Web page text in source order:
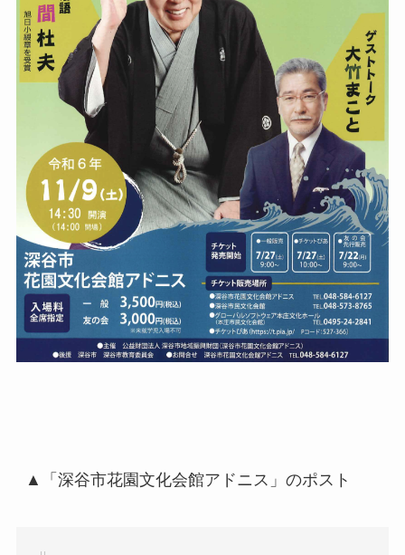
▲「深谷市花園文化会館アドニス」のポスト